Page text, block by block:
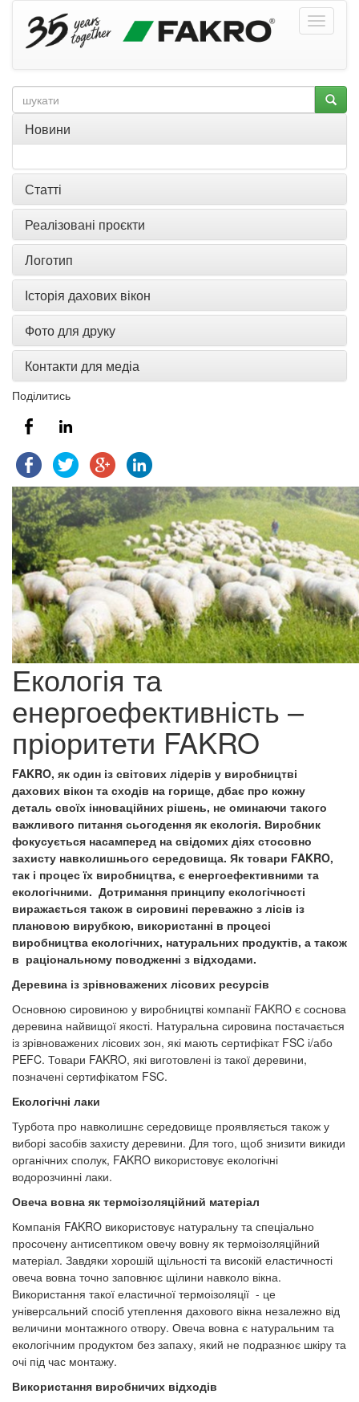
Новини
Статті
Реалізовані проєкти
Логотип
Історія дахових вікон
Фото для друку
Контакти для медіа
Поділитись
Екологія та
енергоефективність –
пріоритети FAKRO
FAKRO, як один із світових лідерів у виробництві
дахових вікон та сходів на горище, дбає про кожну
деталь своїх інноваційних рішень, не оминаючи такого
важливого питання сьогодення як екологія. Виробник
фокусується насамперед на свідомих діях стосовно
захисту навколишнього середовища. Як товари FAKRO,
так і процес їх виробництва, є енергоефективними та
екологічними. Дотримання принципу екологічності
виражається також в сировині переважно з лісів із
плановою вирубкою, використанні в процесі
виробництва екологічних, натуральних продуктів, а також
в раціональному поводженні з відходами.
Деревина із зрівноважених лісових ресурсів
Основною сировиною у виробництві компанії FAKRO є соснова
деревина найвищої якості. Натуральна сировина постачається
із зрівноважених лісових зон, які мають сертифікат FSC і/або
PEFC. Товари FAKRO, які виготовлені із такої деревини,
позначені сертифікатом FSC.
Екологічні лаки
Турбота про навколишнє середовище проявляється також у
виборі засобів захисту деревини. Для того, щоб знизити викиди
органічних сполук, FAKRO використовує екологічні
водорозчинні лаки.
Овеча вовна як термоізоляційний матеріал
Компанія FAKRO використовує натуральну та спеціально
просочену антисептиком овечу вовну як термоізоляційний
матеріал. Завдяки хорошій щільності та високій еластичності
овеча вовна точно заповнює щілини навколо вікна.
Використання такої еластичної термоізоляції - це
універсальний спосіб утеплення дахового вікна незалежно від
величини монтажного отвору. Овеча вовна є натуральним та
екологічним продуктом без запаху, який не подразнює шкіру та
очі під час монтажу.
Використання виробничих відходів